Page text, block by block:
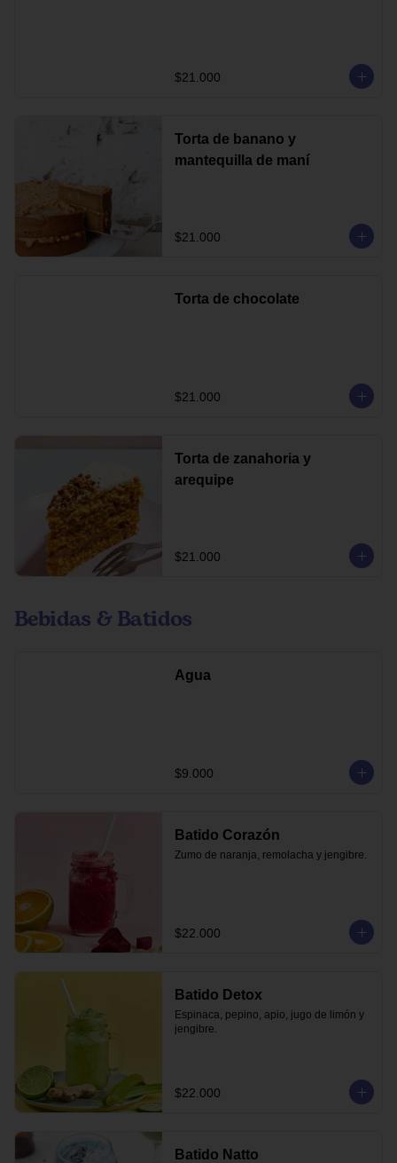
$21.000
Torta de banano y
mantequilla de maní
$21.000
Torta de chocolate
$21.000
Torta de zanahoria y
arequipe
$21.000
Bebidas & Batidos
Agua
$9.000
Batido Corazón
Zumo de naranja, remolacha y jengibre.
$22.000
Batido Detox
Espinaca, pepino, apio, jugo de limón y
jengibre.
$22.000
Batido Natto